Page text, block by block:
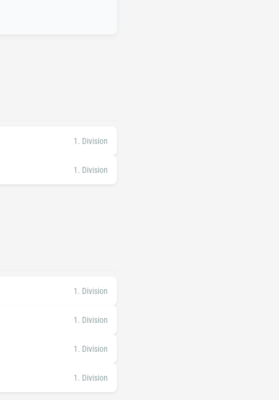
1. Division
1. Division
1. Division
1. Division
1. Division
1. Division